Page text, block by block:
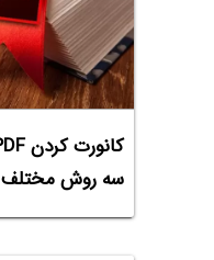
سه روش مختلف